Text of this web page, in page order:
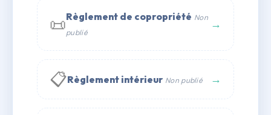
📜Règlement de copropriété Non
publié
→
📋Règlement intérieur Non publié →